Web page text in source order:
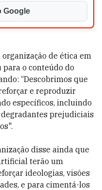
Google
de ética em
o conteúdo do
“Descobrimos que
e reproduzir
específicos, incluindo
degradantes prejudiciais
disse ainda que
terão um
ideologias, visões
e para cimentá-los